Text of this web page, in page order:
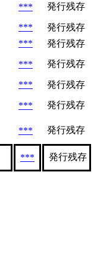
*** 発行残存
***
発行残存
***
発行残存
*** 発行残存
***
発行残存
***
発行残存
*** 発行残存
*** 発行残存